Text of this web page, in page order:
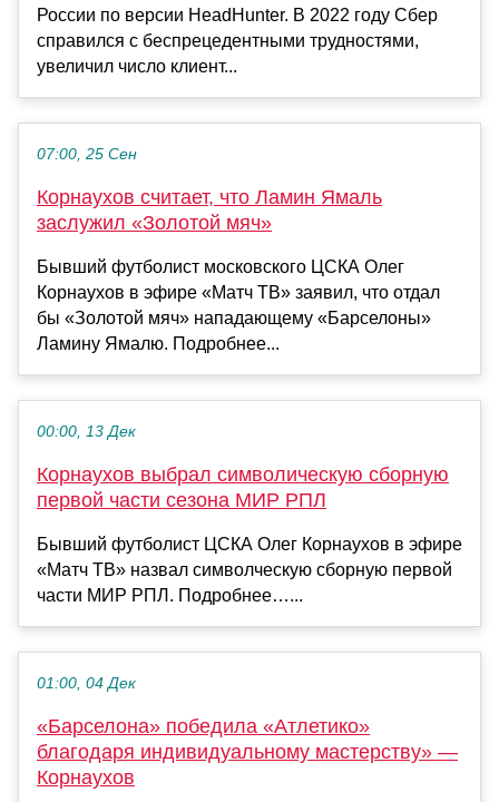
России по версии HeadHunter. В 2022 году Сбер
справился с беспрецедентными трудностями,
увеличил число клиент...
07:00, 25 Сен
Корнаухов считает, что Ламин Ямаль
заслужил «Золотой мяч»
Бывший футболист московского ЦСКА Олег
Корнаухов в эфире «Матч ТВ» заявил, что отдал
бы «Золотой мяч» нападающему «Барселоны»
Ламину Ямалю. Подробнее...
00:00, 13 Дек
Корнаухов выбрал символическую сборную
первой части сезона МИР РПЛ
Бывший футболист ЦСКА Олег Корнаухов в эфире
«Матч ТВ» назвал символческую сборную первой
части МИР РПЛ. Подробнее…...
01:00, 04 Дек
«Барселона» победила «Атлетико»
благодаря индивидуальному мастерству» —
Корнаухов